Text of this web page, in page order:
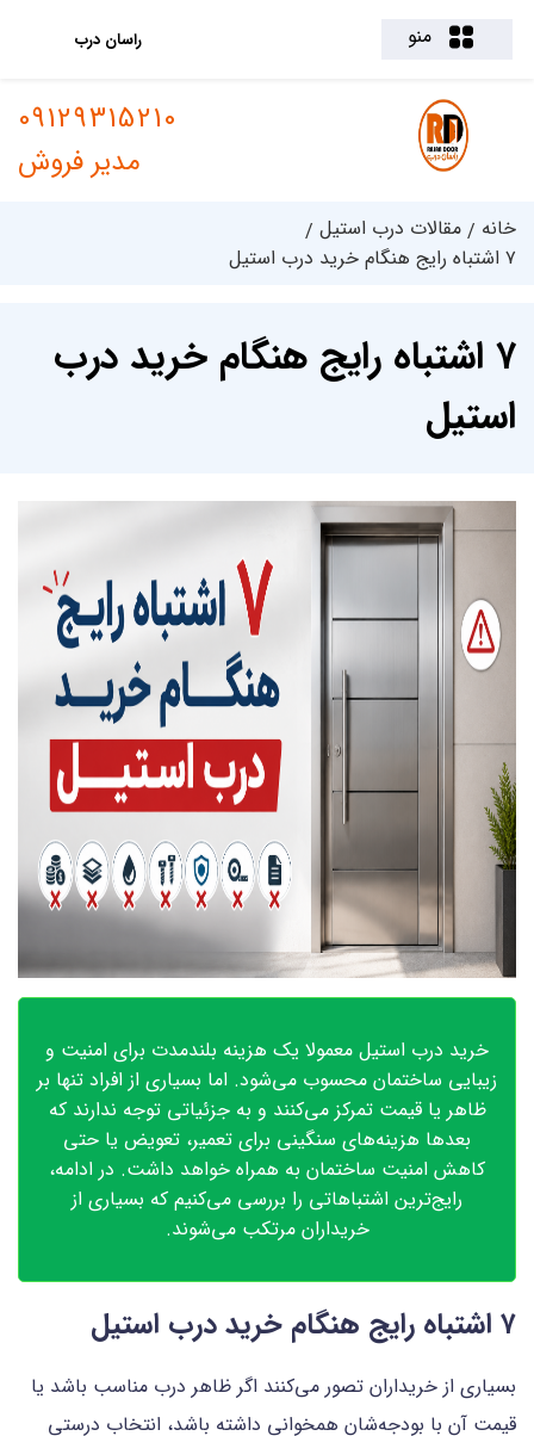
منو راسان درب
09129315210
مدیر فروش
خانه
مقالات درب استیل
۷ اشتباه رایج هنگام خرید درب استیل
۷ اشتباه رایج هنگام خرید درب
استیل
خرید درب استیل معمولا یک هزینه بلندمدت برای امنیت و
زیبایی ساختمان محسوب می‌شود. اما بسیاری از افراد تنها بر
ظاهر یا قیمت تمرکز می‌کنند و به جزئیاتی توجه ندارند که
بعدها هزینه‌های سنگینی برای تعمیر، تعویض یا حتی
کاهش امنیت ساختمان به همراه خواهد داشت. در ادامه،
رایج‌ترین اشتباهاتی را بررسی می‌کنیم که بسیاری از
خریداران مرتکب می‌شوند.
۷ اشتباه رایج هنگام خرید درب استیل
بسیاری از خریداران تصور می‌کنند اگر ظاهر درب مناسب باشد یا
قیمت آن با بودجه‌شان همخوانی داشته باشد، انتخاب درستی